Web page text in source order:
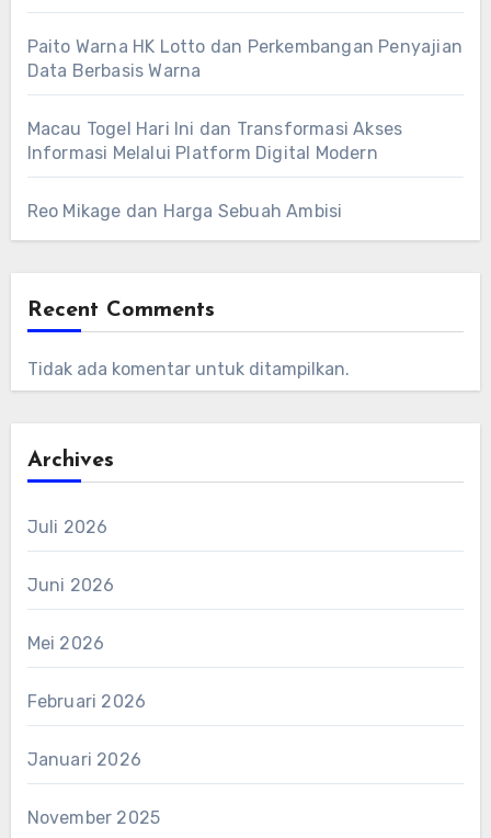
Paito Warna HK Lotto dan Perkembangan Penyajian
Data Berbasis Warna
Macau Togel Hari Ini dan Transformasi Akses
Informasi Melalui Platform Digital Modern
Reo Mikage dan Harga Sebuah Ambisi
Recent Comments
Tidak ada komentar untuk ditampilkan.
Archives
Juli 2026
Juni 2026
Mei 2026
Februari 2026
Januari 2026
November 2025